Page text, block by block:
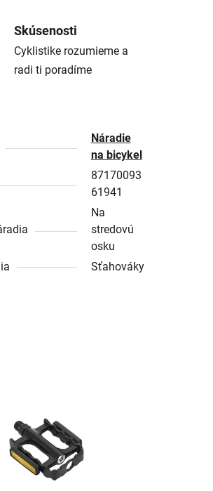
Skúsenosti
Cyklistike rozumieme a
radi ti poradíme
Náradie
na bicykel
87170093
61941
Na
stredovú
osku
Sťahováky